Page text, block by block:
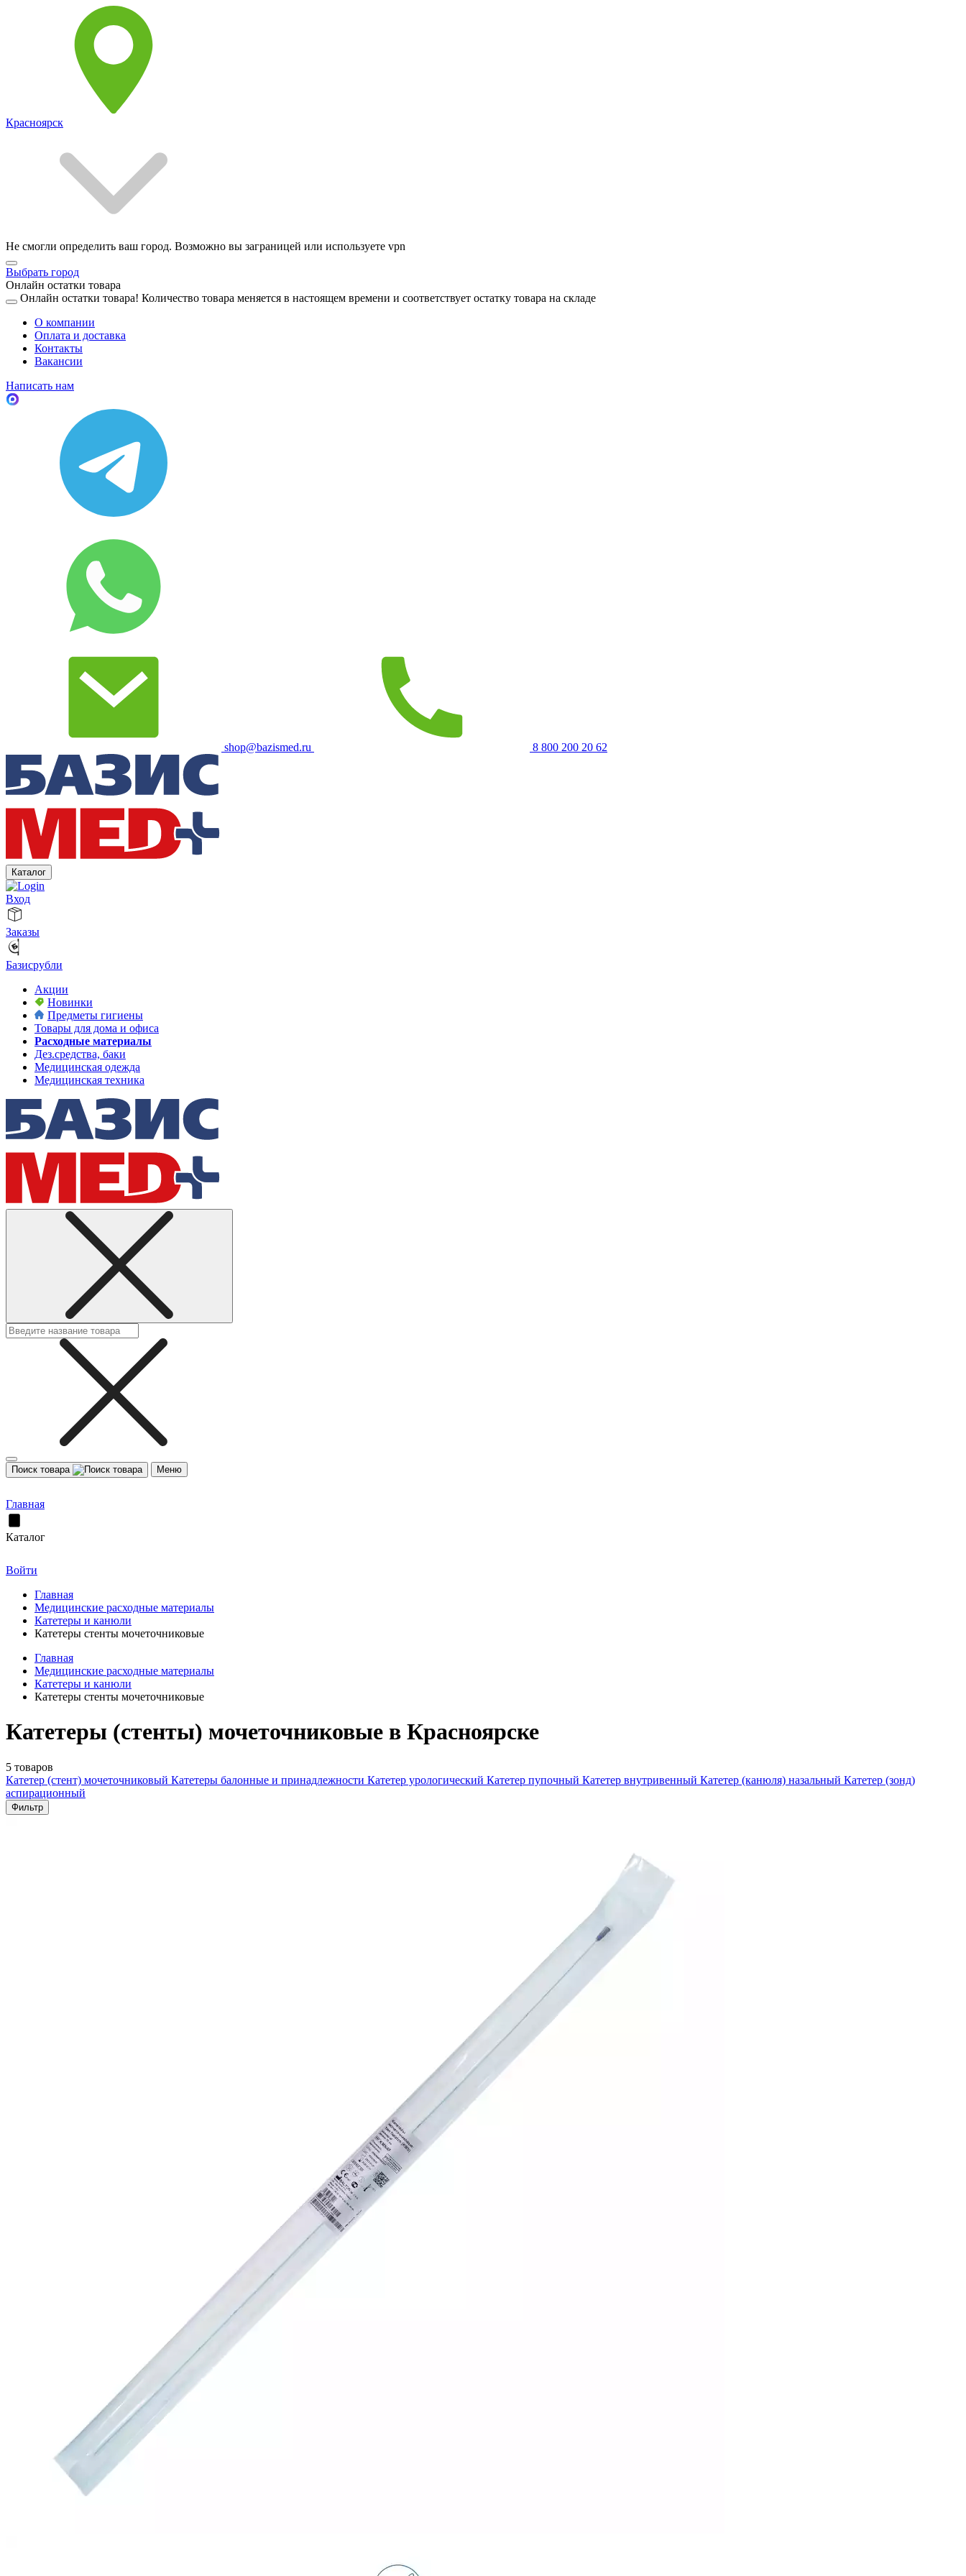
Красноярск
Не смогли определить ваш город. Возможно вы заграницей или используете vpn
Выбрать город
Онлайн остатки товара
Онлайн остатки товара! Количество товара меняется в настоящем времени и соответствует остатку товара на складе
О компании
Оплата и доставка
Контакты
Вакансии
Написать нам
shop@bazismed.ru 8 800 200 20 62
Каталог
Вход
Заказы
Базисрубли
Акции
Новинки
Предметы гигиены
Товары для дома и офиса
Расходные материалы
Дез.средства, баки
Медицинская одежда
Медицинская техника
Поиск товара Меню
Главная
Каталог
Войти
Главная
Медицинские расходные материалы
Катетеры и канюли
Катетеры стенты мочеточниковые
Главная
Медицинские расходные материалы
Катетеры и канюли
Катетеры стенты мочеточниковые
Катетеры (стенты) мочеточниковые в Красноярске
5 товаров
Катетер (стент) мочеточниковый Катетеры балонные и принадлежности Катетер урологический Катетер пупочный Катетер внутривенный Катетер (канюля) назальный Катетер (зонд)
аспирационный
Фильтр